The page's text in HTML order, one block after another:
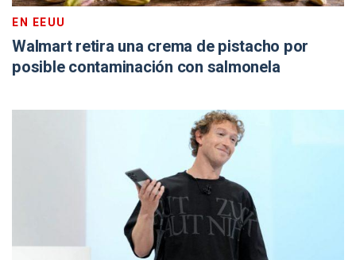
EN EEUU
Walmart retira una crema de pistacho por
posible contaminación con salmonela